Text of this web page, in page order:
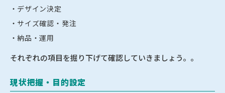
デザイン決定
サイズ確認・発注
納品・運用
それぞれの項目を掘り下げて確認していきましょう。。
現状把握・目的設定